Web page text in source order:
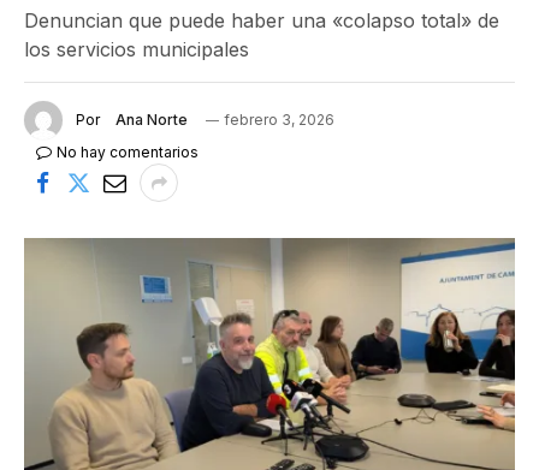
Denuncian que puede haber una «colapso total» de
los servicios municipales
Por Ana Norte
febrero 3, 2026
No hay comentarios